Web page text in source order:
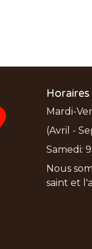
Mardi-
(Avril -
Samedi:
Nous
saint et